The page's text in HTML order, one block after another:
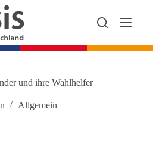
und ihre Wahlhelfer
Allgemein